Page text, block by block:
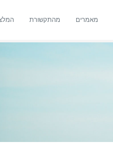
מאמרים מהתקשורת